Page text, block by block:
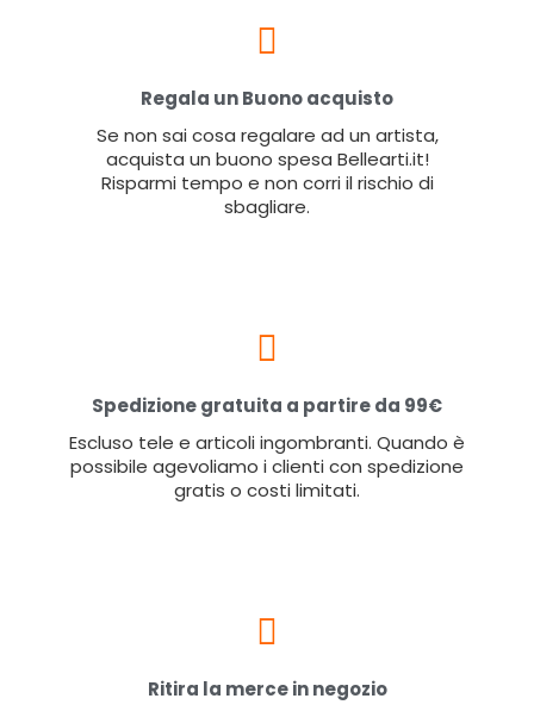
Regala un Buono acquisto
Se non sai cosa regalare ad un artista,
acquista un buono spesa Bellearti.it!
Risparmi tempo e non corri il rischio di
sbagliare.
Spedizione gratuita a partire da 99€
Escluso tele e articoli ingombranti. Quando è
possibile agevoliamo i clienti con spedizione
gratis o costi limitati.
Ritira la merce in negozio